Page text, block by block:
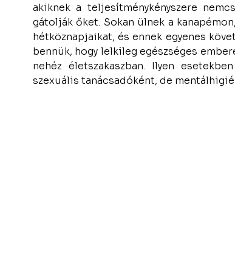
akiknek a teljesítménykényszere
gátolják őket. Sokan ülnek a
hétköznapjaikat, és ennek egyenes
bennük, hogy lelkileg egészséges
nehéz életszakaszban. Ilyen
szexuális tanácsadóként, de